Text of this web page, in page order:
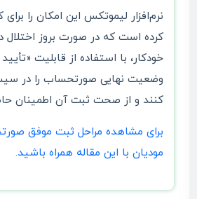
نرم‌افزار لیموتکس این امکان را برای
کرده است که در صورت بروز اختلال
خودکار، با استفاده از قابلیت
وضعیت نهایی صورتحساب را در
کنند و از صحت ثبت آن اطمینان
برای مشاهده مراحل ثبت موفق
مودیان با این مقاله همراه باشید.